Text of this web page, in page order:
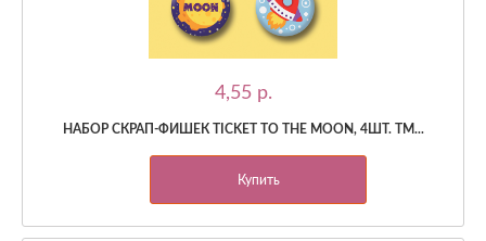
4,55 p.
НАБОР СКРАП-ФИШЕК TICKET TO THE MOON, 4ШТ. ТМ...
Купить